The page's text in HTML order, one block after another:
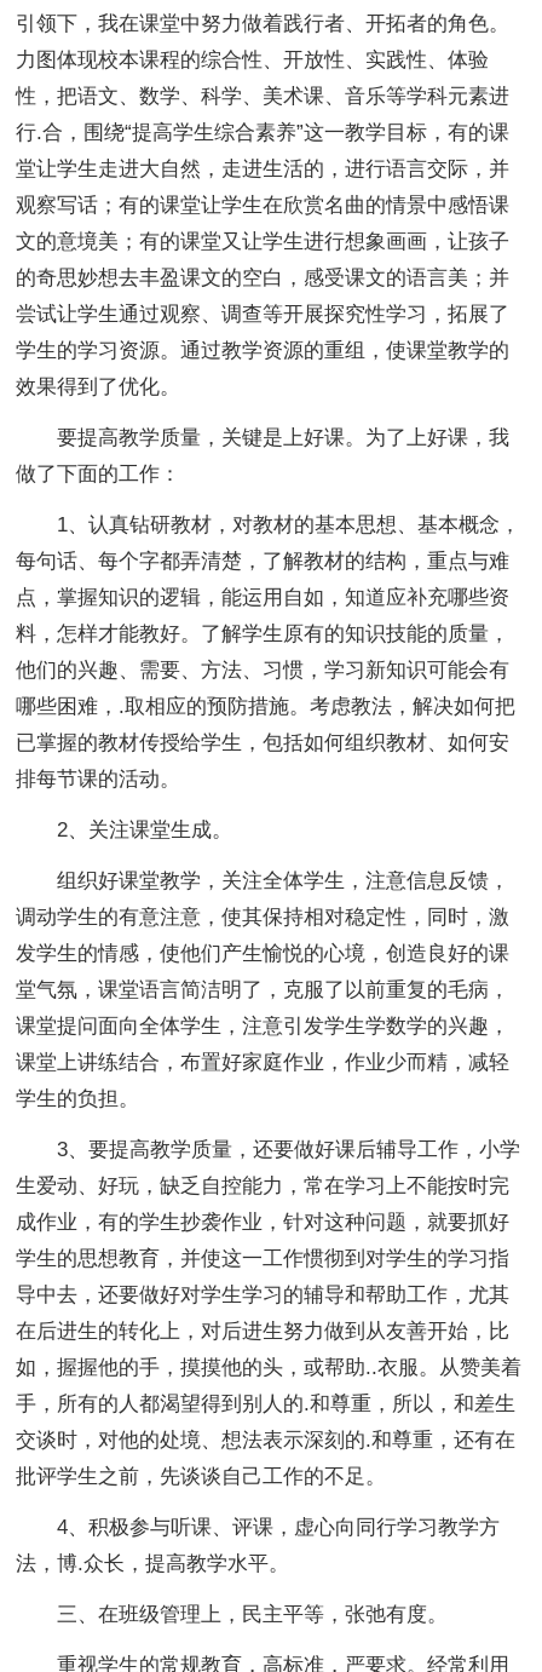
引领下，我在课堂中努力做着践行者、开拓者的角色。
力图体现校本课程的综合性、开放性、实践性、体验
性，把语文、数学、科学、美术课、音乐等学科元素进
行.合，围绕“提高学生综合素养”这一教学目标，有的课
堂让学生走进大自然，走进生活的，进行语言交际，并
观察写话；有的课堂让学生在欣赏名曲的情景中感悟课
文的意境美；有的课堂又让学生进行想象画画，让孩子
的奇思妙想去丰盈课文的空白，感受课文的语言美；并
尝试让学生通过观察、调查等开展探究性学习，拓展了
学生的学习资源。通过教学资源的重组，使课堂教学的
效果得到了优化。
要提高教学质量，关键是上好课。为了上好课，我
做了下面的工作：
1、认真钻研教材，对教材的基本思想、基本概念，
每句话、每个字都弄清楚，了解教材的结构，重点与难
点，掌握知识的逻辑，能运用自如，知道应补充哪些资
料，怎样才能教好。了解学生原有的知识技能的质量，
他们的兴趣、需要、方法、习惯，学习新知识可能会有
哪些困难，.取相应的预防措施。考虑教法，解决如何把
已掌握的教材传授给学生，包括如何组织教材、如何安
排每节课的活动。
2、关注课堂生成。
组织好课堂教学，关注全体学生，注意信息反馈，
调动学生的有意注意，使其保持相对稳定性，同时，激
发学生的情感，使他们产生愉悦的心境，创造良好的课
堂气氛，课堂语言简洁明了，克服了以前重复的毛病，
课堂提问面向全体学生，注意引发学生学数学的兴趣，
课堂上讲练结合，布置好家庭作业，作业少而精，减轻
学生的负担。
3、要提高教学质量，还要做好课后辅导工作，小学
生爱动、好玩，缺乏自控能力，常在学习上不能按时完
成作业，有的学生抄袭作业，针对这种问题，就要抓好
学生的思想教育，并使这一工作惯彻到对学生的学习指
导中去，还要做好对学生学习的辅导和帮助工作，尤其
在后进生的转化上，对后进生努力做到从友善开始，比
如，握握他的手，摸摸他的头，或帮助..衣服。从赞美着
手，所有的人都渴望得到别人的.和尊重，所以，和差生
交谈时，对他的处境、想法表示深刻的.和尊重，还有在
批评学生之前，先谈谈自己工作的不足。
4、积极参与听课、评课，虚心向同行学习教学方
法，博.众长，提高教学水平。
三、在班级管理上，民主平等，张弛有度。
重视学生的常规教育，高标准，严要求。经常利用